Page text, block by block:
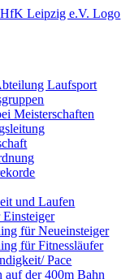
Laufsport
Meisterschaften
und Laufen
für Neueinsteiger
für Fitnessläufer
Pace
auf der 400m Bahn